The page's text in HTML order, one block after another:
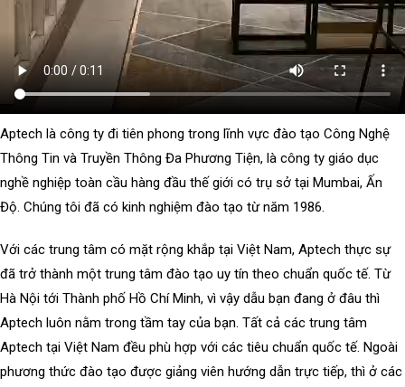
Aptech là công ty đi tiên phong trong lĩnh vực đào tạo Công Nghệ
Thông Tin và Truyền Thông Đa Phương Tiện, là công ty giáo dục
nghề nghiệp toàn cầu hàng đầu thế giới có trụ sở tại Mumbai, Ấn
Độ. Chúng tôi đã có kinh nghiệm đào tạo từ năm 1986.
Với các trung tâm có mặt rộng khắp tại Việt Nam, Aptech thực sự
đã trở thành một trung tâm đào tạo uy tín theo chuẩn quốc tế. Từ
Hà Nội tới Thành phố Hồ Chí Minh, vì vậy dẫu bạn đang ở đâu thì
Aptech luôn nằm trong tầm tay của bạn. Tất cả các trung tâm
Aptech tại Việt Nam đều phù hợp với các tiêu chuẩn quốc tế. Ngoài
phương thức đào tạo được giảng viên hướng dẫn trực tiếp, thì ở các